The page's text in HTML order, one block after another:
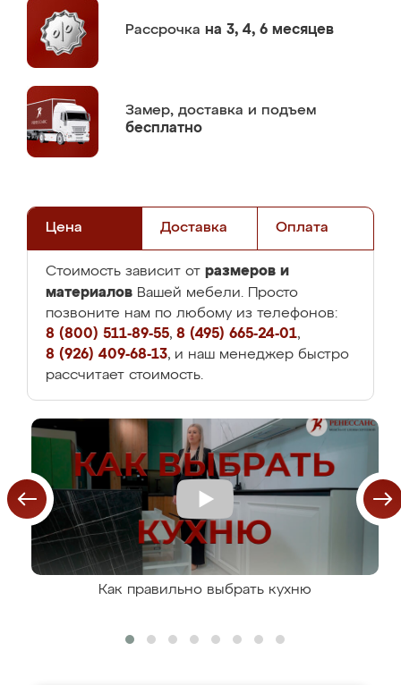
Рассрочка на 3, 4, 6 месяцев
Замер, доставка и подъем
бесплатно
Цена Доставка Оплата
Стоимость зависит от размеров и
материалов Вашей мебели. Просто
позвоните нам по любому из телефонов:
8 (800) 511-89-55, 8 (495) 665-24-01,
8 (926) 409-68-13, и наш менеджер быстро
рассчитает стоимость.
Как правильно выбрать кухню